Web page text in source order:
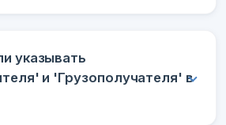
указывать
и 'Грузополучателя' в